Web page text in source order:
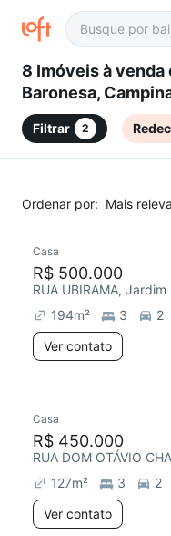
8 Imóveis à venda em Jardim
Baronesa,
Filtrar 2
Ordenar por: Mais
Casa
R$ 500.000
RUA UBIRAMA, Jardim
194m² 3
2
Ver contato
Casa
R$ 450.000
127m² 3
2
Ver contato